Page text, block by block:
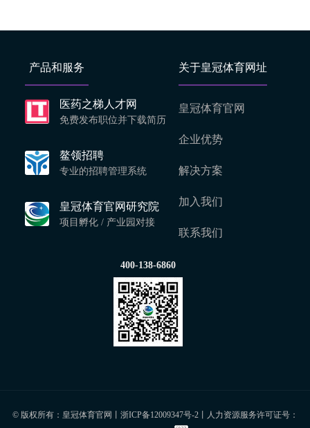
产品和服务
医药之梯人才网
免费发布职位并下载简历
鳌领招聘
专业的招聘管理系统
皇冠体育官网研究院
项目孵化 / 产业园对接
关于皇冠体育网址
皇冠体育官网
企业优势
解决方案
加入我们
联系我们
400-138-6860
© 版权所有：皇冠体育官网丨 浙ICP备12009347号-2丨人力资源服务许可证号：